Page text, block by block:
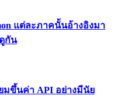
แต่ละภาคนั้นอ้างอิงมา
กัน
ยมขึ้นค่า API อย่างมีนัย